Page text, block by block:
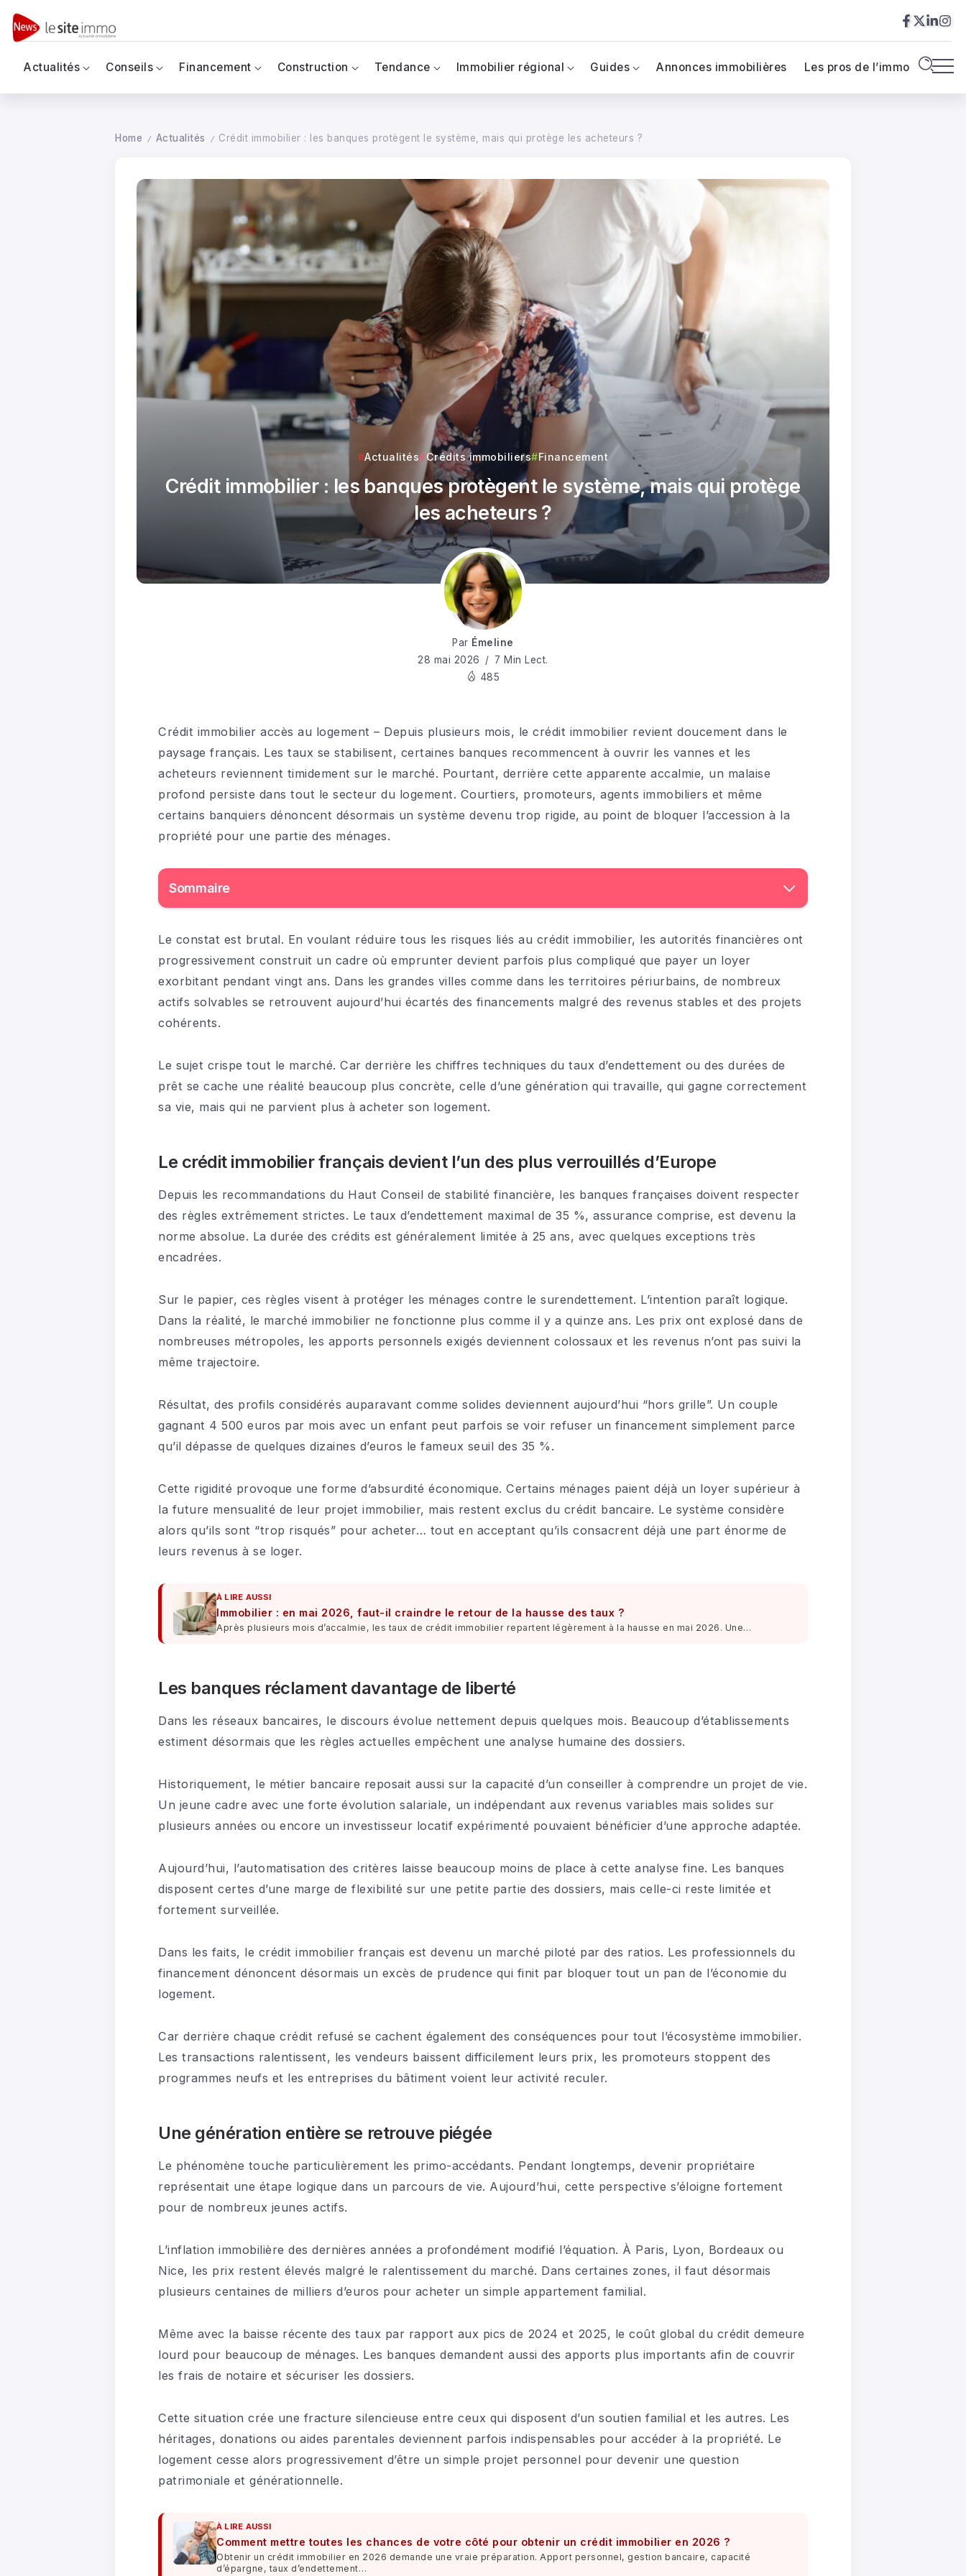
Actualités Conseils Financement Construction Tendance Immobilier régional Guides Annonces immobilières Les pros de l’immo
Home / Actualités / Crédit immobilier : les banques protègent le système, mais qui protège les acheteurs ?
Actualités Crédits immobiliers Financement
Crédit immobilier : les banques protègent le système, mais qui protège
les acheteurs ?
Par Émeline
28 mai 2026
7 Min Lect.
485
Crédit immobilier accès au logement – Depuis plusieurs mois, le crédit immobilier revient doucement dans le
paysage français. Les taux se stabilisent, certaines banques recommencent à ouvrir les vannes et les
acheteurs reviennent timidement sur le marché. Pourtant, derrière cette apparente accalmie, un malaise
profond persiste dans tout le secteur du logement. Courtiers, promoteurs, agents immobiliers et même
certains banquiers dénoncent désormais un système devenu trop rigide, au point de bloquer l’accession à la
propriété pour une partie des ménages.
Sommaire
Le constat est brutal. En voulant réduire tous les risques liés au crédit immobilier, les autorités financières ont
progressivement construit un cadre où emprunter devient parfois plus compliqué que payer un loyer
exorbitant pendant vingt ans. Dans les grandes villes comme dans les territoires périurbains, de nombreux
actifs solvables se retrouvent aujourd’hui écartés des financements malgré des revenus stables et des projets
cohérents.
Le sujet crispe tout le marché. Car derrière les chiffres techniques du taux d’endettement ou des durées de
prêt se cache une réalité beaucoup plus concrète, celle d’une génération qui travaille, qui gagne correctement
sa vie, mais qui ne parvient plus à acheter son logement.
Le crédit immobilier français devient l’un des plus verrouillés d’Europe
Depuis les recommandations du Haut Conseil de stabilité financière, les banques françaises doivent respecter
des règles extrêmement strictes. Le taux d’endettement maximal de 35 %, assurance comprise, est devenu la
norme absolue. La durée des crédits est généralement limitée à 25 ans, avec quelques exceptions très
encadrées.
Sur le papier, ces règles visent à protéger les ménages contre le surendettement. L’intention paraît logique.
Dans la réalité, le marché immobilier ne fonctionne plus comme il y a quinze ans. Les prix ont explosé dans de
nombreuses métropoles, les apports personnels exigés deviennent colossaux et les revenus n’ont pas suivi la
même trajectoire.
Résultat, des profils considérés auparavant comme solides deviennent aujourd’hui “hors grille”. Un couple
gagnant 4 500 euros par mois avec un enfant peut parfois se voir refuser un financement simplement parce
qu’il dépasse de quelques dizaines d’euros le fameux seuil des 35 %.
Cette rigidité provoque une forme d’absurdité économique. Certains ménages paient déjà un loyer supérieur à
la future mensualité de leur projet immobilier, mais restent exclus du crédit bancaire. Le système considère
alors qu’ils sont “trop risqués” pour acheter… tout en acceptant qu’ils consacrent déjà une part énorme de
leurs revenus à se loger.
À LIRE AUSSI
Immobilier : en mai 2026, faut-il craindre le retour de la hausse des taux ?
Après plusieurs mois d’accalmie, les taux de crédit immobilier repartent légèrement à la hausse en mai 2026. Une…
Les banques réclament davantage de liberté
Dans les réseaux bancaires, le discours évolue nettement depuis quelques mois. Beaucoup d’établissements
estiment désormais que les règles actuelles empêchent une analyse humaine des dossiers.
Historiquement, le métier bancaire reposait aussi sur la capacité d’un conseiller à comprendre un projet de vie.
Un jeune cadre avec une forte évolution salariale, un indépendant aux revenus variables mais solides sur
plusieurs années ou encore un investisseur locatif expérimenté pouvaient bénéficier d’une approche adaptée.
Aujourd’hui, l’automatisation des critères laisse beaucoup moins de place à cette analyse fine. Les banques
disposent certes d’une marge de flexibilité sur une petite partie des dossiers, mais celle-ci reste limitée et
fortement surveillée.
Dans les faits, le crédit immobilier français est devenu un marché piloté par des ratios. Les professionnels du
financement dénoncent désormais un excès de prudence qui finit par bloquer tout un pan de l’économie du
logement.
Car derrière chaque crédit refusé se cachent également des conséquences pour tout l’écosystème immobilier.
Les transactions ralentissent, les vendeurs baissent difficilement leurs prix, les promoteurs stoppent des
programmes neufs et les entreprises du bâtiment voient leur activité reculer.
Une génération entière se retrouve piégée
Le phénomène touche particulièrement les primo-accédants. Pendant longtemps, devenir propriétaire
représentait une étape logique dans un parcours de vie. Aujourd’hui, cette perspective s’éloigne fortement
pour de nombreux jeunes actifs.
L’inflation immobilière des dernières années a profondément modifié l’équation. À Paris, Lyon, Bordeaux ou
Nice, les prix restent élevés malgré le ralentissement du marché. Dans certaines zones, il faut désormais
plusieurs centaines de milliers d’euros pour acheter un simple appartement familial.
Même avec la baisse récente des taux par rapport aux pics de 2024 et 2025, le coût global du crédit demeure
lourd pour beaucoup de ménages. Les banques demandent aussi des apports plus importants afin de couvrir
les frais de notaire et sécuriser les dossiers.
Cette situation crée une fracture silencieuse entre ceux qui disposent d’un soutien familial et les autres. Les
héritages, donations ou aides parentales deviennent parfois indispensables pour accéder à la propriété. Le
logement cesse alors progressivement d’être un simple projet personnel pour devenir une question
patrimoniale et générationnelle.
À LIRE AUSSI
Comment mettre toutes les chances de votre côté pour obtenir un crédit immobilier en 2026 ?
Obtenir un crédit immobilier en 2026 demande une vraie préparation. Apport personnel, gestion bancaire, capacité
d’épargne, taux d’endettement…